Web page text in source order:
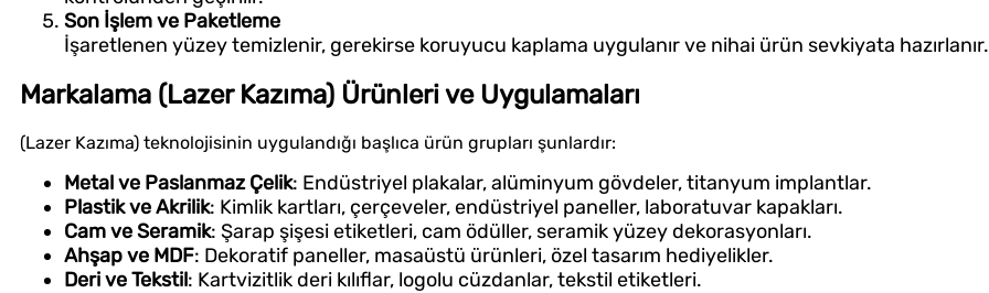
Son İşlem ve Paketleme
İşaretlenen yüzey temizlenir, gerekirse koruyucu kaplama uygulanır ve nihai ürün sevkiyata hazırlanır.
Markalama (Lazer Kazıma) Ürünleri ve Uygulamaları
(Lazer Kazıma) teknolojisinin uygulandığı başlıca ürün grupları şunlardır:
Metal ve Paslanmaz Çelik: Endüstriyel plakalar, alüminyum gövdeler, titanyum implantlar.
Plastik ve Akrilik: Kimlik kartları, çerçeveler, endüstriyel paneller, laboratuvar kapakları.
Cam ve Seramik: Şarap şişesi etiketleri, cam ödüller, seramik yüzey dekorasyonları.
Ahşap ve MDF: Dekoratif paneller, masaüstü ürünleri, özel tasarım hediyelikler.
Deri ve Tekstil: Kartvizitlik deri kılıflar, logolu cüzdanlar, tekstil etiketleri.